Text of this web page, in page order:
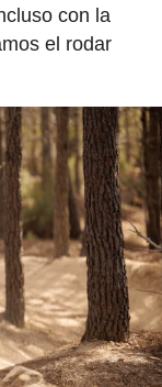
con la
el rodar